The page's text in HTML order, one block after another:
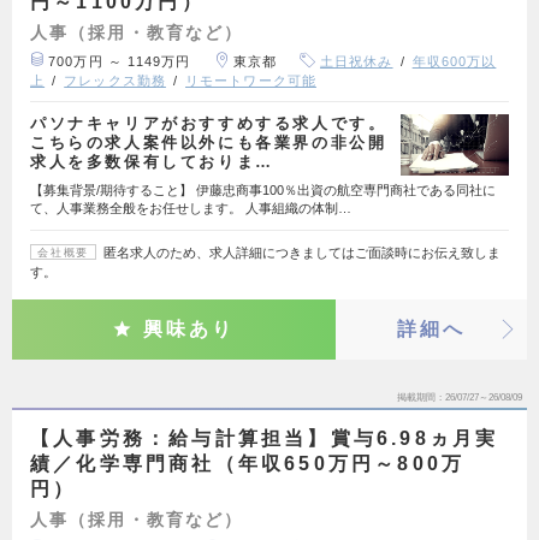
人事（採用・教育など）
700万円 ～ 1149万円 東京都 土日祝休み
年収600万以
上
フレックス勤務 リモートワーク可能
パソナキャリアがおすすめする求人です。
こちらの求人案件以外にも各業界の非公開
求人を多数保有しておりま…
【募集背景/期待すること】 伊藤忠商事100％出資の航空専門商社である同社に
て、人事業務全般をお任せします。 人事組織の体制…
会社概要
匿名求人のため、求人詳細につきましてはご面談時にお伝え致しま
す。
興味あり 詳細へ
掲載期間 26/07/27～26/08/09
【人事労務：給与計算担当】賞与6.98ヵ月実
績／化学専門商社（年収650万円～800万
円）
人事（採用・教育など）